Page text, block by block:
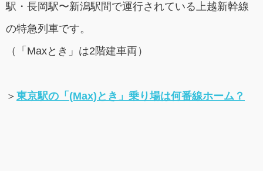
駅・長岡駅〜新潟駅間で運行されている上越新幹線
の特急列車です。
（「Maxとき」は2階建車両）
＞ 東京駅の「(Max)とき」乗り場は何番線ホーム？